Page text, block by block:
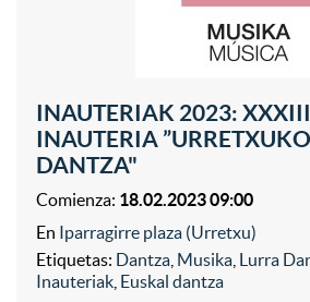
INAUTERIAK 2023:
INAUTERIA
DANTZA"
Comienza: 18.02.2023 09:00
En Iparragirre plaza (Urretxu)
Etiquetas: Dantza Musika Lurra
Inauteriak Euskal dantza